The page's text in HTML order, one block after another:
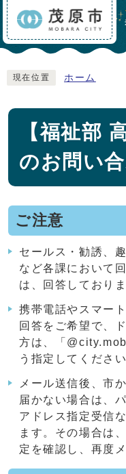
現在位置 ホーム
【福祉部
のお問い
ご注意
セールス・勧誘、
など各課において
は、回答しておりま
携帯電話やスマー
回答をご希望で、
方は、「
う指定してください
メール送信後、市
届かない場合は、
アドレス指定受信
ます。その場合は
定を確認し、再度